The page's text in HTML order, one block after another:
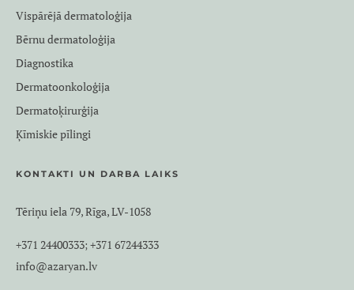
Vispārējā dermatoloģija
Bērnu dermatoloģija
Diagnostika
Dermatoonkoloģija
Dermatoķirurģija
Ķīmiskie pīlingi
KONTAKTI UN DARBA LAIKS
Tēriņu iela 79, Rīga, LV-1058
+371 24400333; +371 67244333
info@azaryan.lv